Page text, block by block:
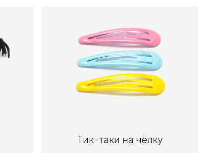
Тик-таки на чёлку